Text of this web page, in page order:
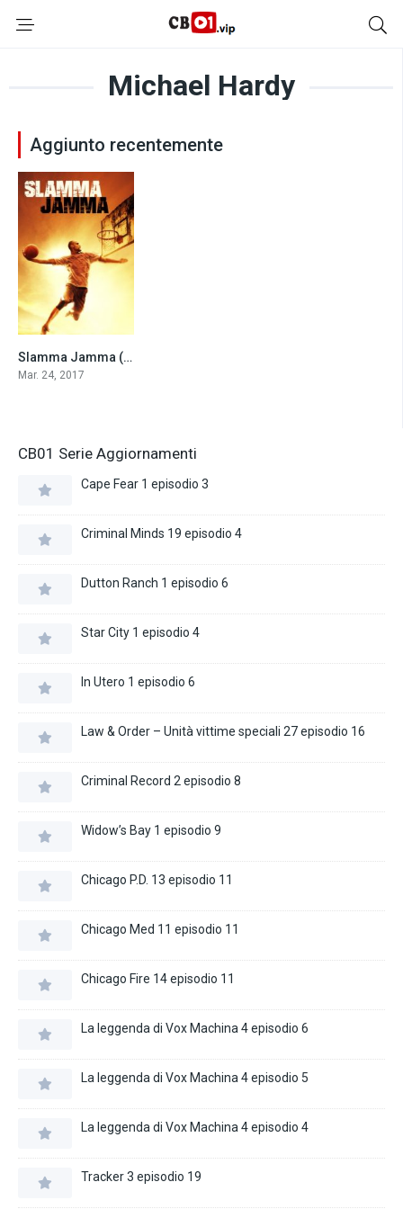
Michael Hardy
Aggiunto recentemente
6.3Slamma Jamma (2017)
Mar. 24, 2017
CB01 Serie Aggiornamenti
Cape Fear 1 episodio 3
Criminal Minds 19 episodio 4
Dutton Ranch 1 episodio 6
Star City 1 episodio 4
In Utero 1 episodio 6
Law & Order – Unità vittime speciali 27 episodio 16
Criminal Record 2 episodio 8
Widow’s Bay 1 episodio 9
Chicago P.D. 13 episodio 11
Chicago Med 11 episodio 11
Chicago Fire 14 episodio 11
La leggenda di Vox Machina 4 episodio 6
La leggenda di Vox Machina 4 episodio 5
La leggenda di Vox Machina 4 episodio 4
Tracker 3 episodio 19